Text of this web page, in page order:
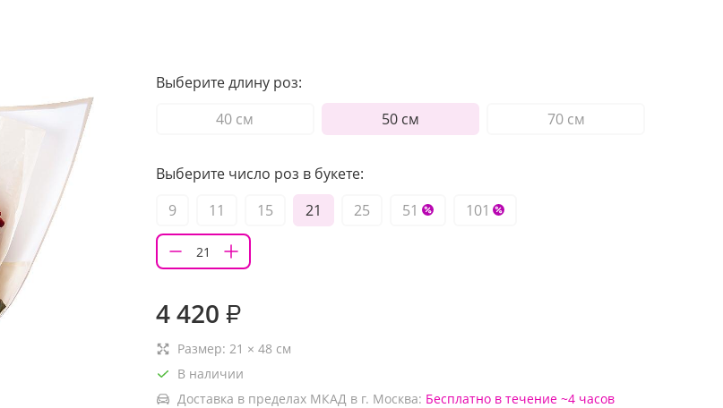
Выберите длину роз:
40 см
50 см 70 см
Выберите число роз в букете:
9
11 15 21 25 51 101
4 420 ₽
Размер: 21 × 48 см
В наличии
Доставка в пределах МКАД в г. Москва: Бесплатно в течение ~4 часов